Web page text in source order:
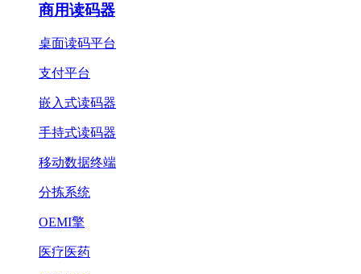
商用读码器
桌面读码平台
支付平台
嵌入式读码器
手持式读码器
移动数据终端
分拣系统
OEMI擎
医疗医药